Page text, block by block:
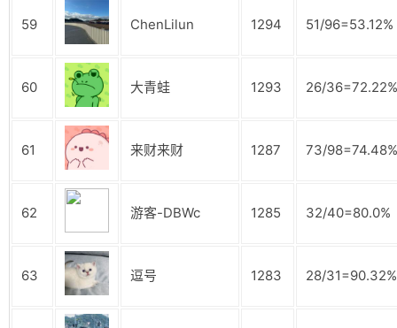
59 ChenLilun 1294 51/96=53.12%
60 大青蛙 1293 26/36=72.22%
61 来财来财 1287 73/98=74.48%
62 游客-DBWc 1285 32/40=80.0%
63 逗号 1283 28/31=90.32%